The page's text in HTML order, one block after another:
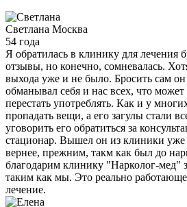
Светлана Москва
54 года
Я обратилась в клинику для лечения
отзывы, но конечно, сомневалась.
выхода уже и не было. Бросить сам он
обманывал себя и нас всех, что
перестать употреблять. Как и у
пропадать вещи, а его загулы стали
уговорить его обратиться за
стационар. Вышел он из клиники уже
вернее, прежним, такм как был до
благодарим клинику "Нарколог-мед"
таким как мы. Это реально
лечение.